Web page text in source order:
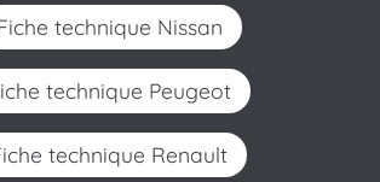
Fiche technique Nissan
Fiche technique Peugeot
Fiche technique Renault